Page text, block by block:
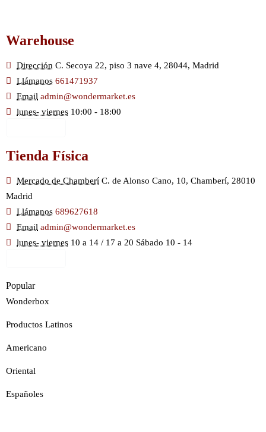
Warehouse
Dirección C. Secoya 22, piso 3 nave 4, 28044, Madrid
Llámanos 661471937
Email admin@wondermarket.es
lunes- viernes 10:00 - 18:00
Tienda Física
Mercado de Chamberí C. de Alonso Cano, 10, Chamberí, 28010
Madrid
Llámanos 689627618
Email admin@wondermarket.es
lunes- viernes 10 a 14 / 17 a 20 Sábado 10 - 14
Popular
Wonderbox
Productos Latinos
Americano
Oriental
Españoles